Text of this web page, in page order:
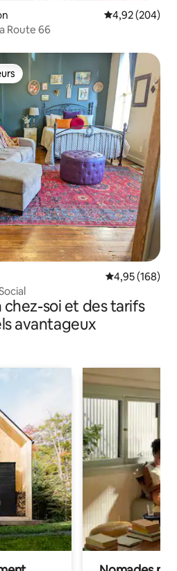
Évaluation
4,92 (204)
Route 66
les plus appréciés
Évaluation
4,95 (168)
soi et des tarifs
avantageux